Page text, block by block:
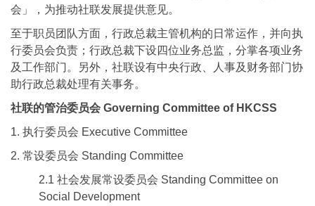
会」，为推动社联发展提供意见。
至于职员团队方面，行政总裁主管机构的日常运作，并向执
行委员会负责；行政总裁下设四位业务总监，分掌各项业务
及工作部门。另外，社联设有中央行政、人事及财务部门协
助行政总裁处理有关事务。
社联的管治委员会 Governing Committee of HKCSS
1. 执行委员会 Executive Committee
2. 常设委员会 Standing Committee
2.1 社会发展常设委员会 Standing Committee on
Social Development